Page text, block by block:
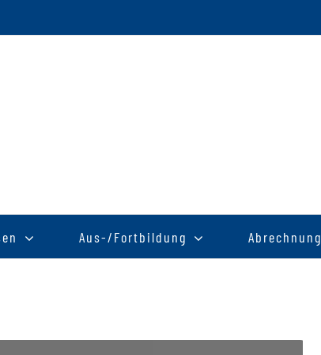
Aus-/Fortbildung Abrechnung